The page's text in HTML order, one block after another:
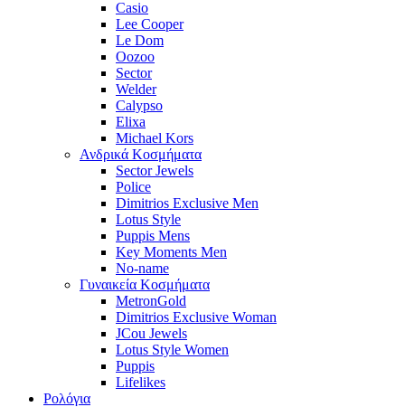
Casio
Lee Cooper
Le Dom
Oozoo
Sector
Welder
Calypso
Elixa
Michael Kors
Ανδρικά Κοσμήματα
Sector Jewels
Police
Dimitrios Exclusive Men
Lotus Style
Puppis Mens
Key Moments Men
No-name
Γυναικεία Κοσμήματα
MetronGold
Dimitrios Exclusive Woman
JCou Jewels
Lotus Style Women
Puppis
Lifelikes
Ρολόγια